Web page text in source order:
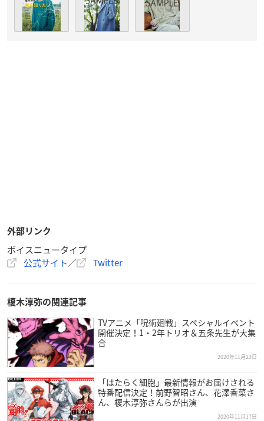
外部リンク
ボイスニュータイプ
公式サイト／ Twitter
榎木淳弥の関連記事
TVアニメ「呪術廻戦」スペシャルイベント
開催決定！1・2年トリオ＆五条先生が大集
合
2020年11月23日
「はたらく細胞」最新情報がお届けされる
特番配信決定！前野智昭さん、花澤香菜さ
ん、榎木淳弥さんらが出演
2020年11月17日